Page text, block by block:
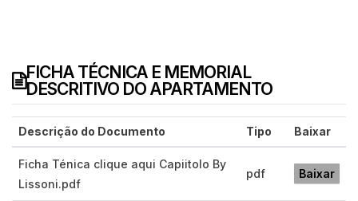
FICHA TÉCNICA E MEMORIAL
DESCRITIVO DO APARTAMENTO
Descrição do Documento Tipo Baixar
Ficha Ténica clique aqui Capiitolo By
Lissoni.pdf
pdf Baixar